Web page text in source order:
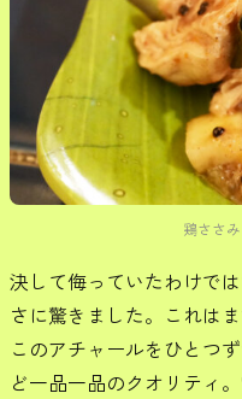
鶏ささ
決して侮っていたわけで
さに驚きました。これは
このアチャールをひとつ
ど一品一品のクオリティ